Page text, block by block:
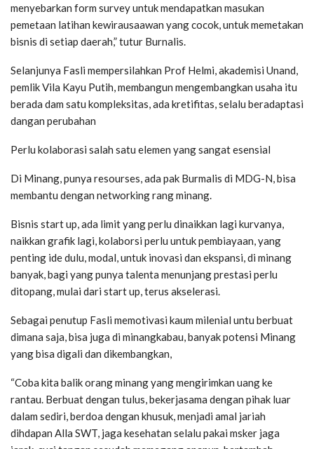
menyebarkan form survey untuk mendapatkan masukan
pemetaan latihan kewirausaawan yang cocok, untuk memetakan
bisnis di setiap daerah,” tutur Burnalis.
Selanjunya Fasli mempersilahkan Prof Helmi, akademisi Unand,
pemlik Vila Kayu Putih, membangun mengembangkan usaha itu
berada dam satu kompleksitas, ada kretifitas, selalu beradaptasi
dangan perubahan
Perlu kolaborasi salah satu elemen yang sangat esensial
Di Minang, punya resourses, ada pak Burmalis di MDG-N, bisa
membantu dengan networking rang minang.
Bisnis start up, ada limit yang perlu dinaikkan lagi kurvanya,
naikkan grafik lagi, kolaborsi perlu untuk pembiayaan, yang
penting ide dulu, modal, untuk inovasi dan ekspansi, di minang
banyak, bagi yang punya talenta menunjang prestasi perlu
ditopang, mulai dari start up, terus akselerasi.
Sebagai penutup Fasli memotivasi kaum milenial untu berbuat
dimana saja, bisa juga di minangkabau, banyak potensi Minang
yang bisa digali dan dikembangkan,
“Coba kita balik orang minang yang mengirimkan uang ke
rantau. Berbuat dengan tulus, bekerjasama dengan pihak luar
dalam sediri, berdoa dengan khusuk, menjadi amal jariah
dihdapan Alla SWT, jaga kesehatan selalu pakai msker jaga